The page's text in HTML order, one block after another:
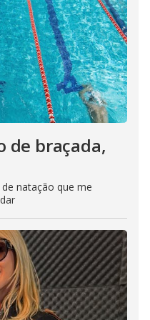
de braçada,
natação que me